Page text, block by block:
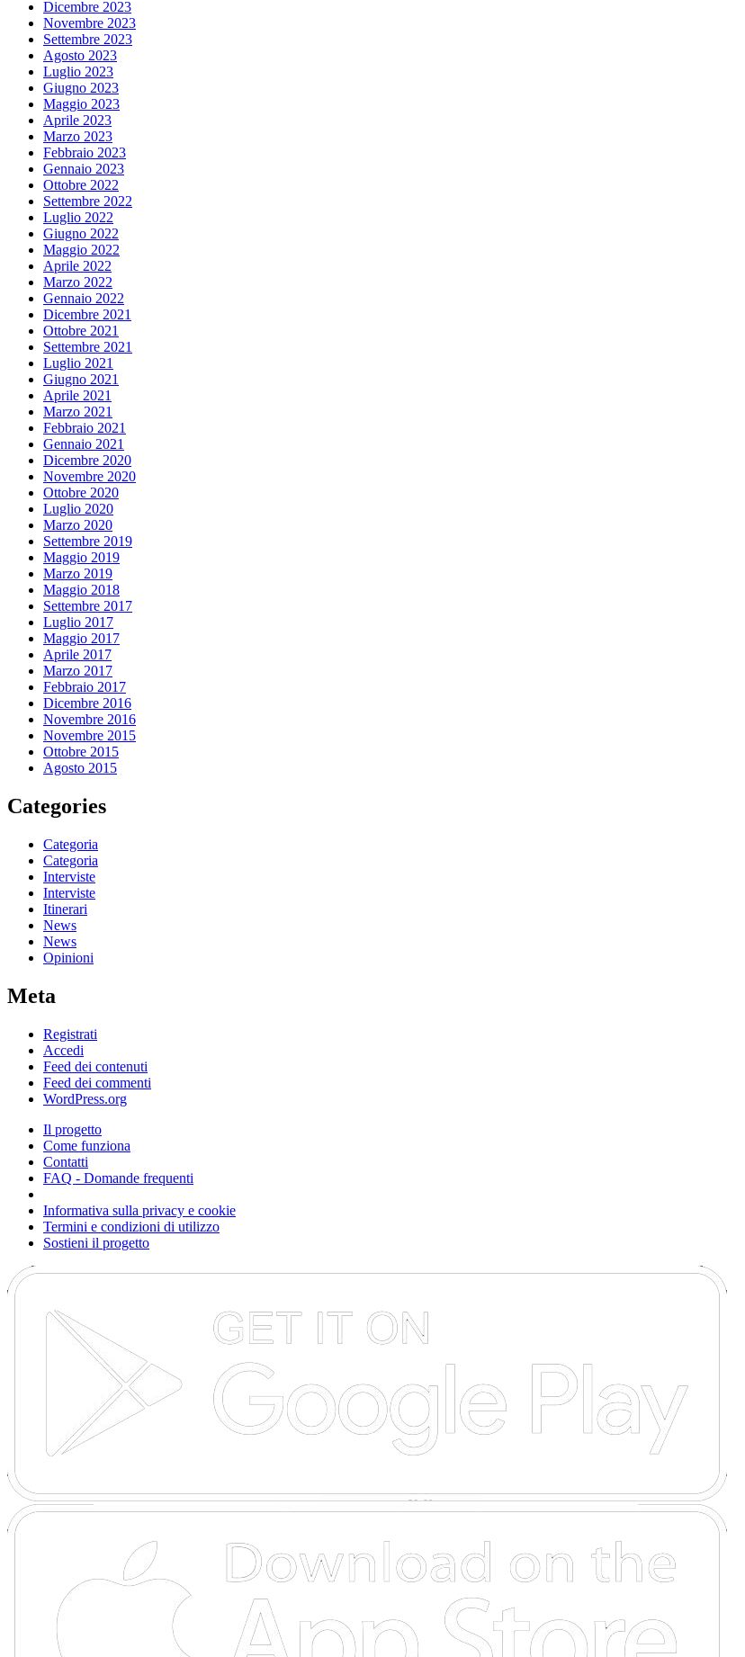
Dicembre 2023
Novembre 2023
Settembre 2023
Agosto 2023
Luglio 2023
Giugno 2023
Maggio 2023
Aprile 2023
Marzo 2023
Febbraio 2023
Gennaio 2023
Ottobre 2022
Settembre 2022
Luglio 2022
Giugno 2022
Maggio 2022
Aprile 2022
Marzo 2022
Gennaio 2022
Dicembre 2021
Ottobre 2021
Settembre 2021
Luglio 2021
Giugno 2021
Aprile 2021
Marzo 2021
Febbraio 2021
Gennaio 2021
Dicembre 2020
Novembre 2020
Ottobre 2020
Luglio 2020
Marzo 2020
Settembre 2019
Maggio 2019
Marzo 2019
Maggio 2018
Settembre 2017
Luglio 2017
Maggio 2017
Aprile 2017
Marzo 2017
Febbraio 2017
Dicembre 2016
Novembre 2016
Novembre 2015
Ottobre 2015
Agosto 2015
Categories
Categoria
Categoria
Interviste
Interviste
Itinerari
News
News
Opinioni
Meta
Registrati
Accedi
Feed dei contenuti
Feed dei commenti
WordPress.org
Il progetto
Come funziona
Contatti
FAQ - Domande frequenti
Informativa sulla privacy e cookie
Termini e condizioni di utilizzo
Sostieni il progetto